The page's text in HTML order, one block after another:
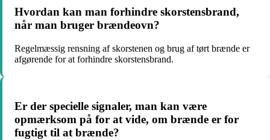
Hvordan kan man forhindre skorstensbrand,
når man bruger brændeovn?
Regelmæssig rensning af skorstenen og brug af tørt brænde er
afgørende for at forhindre skorstensbrand.
Er der specielle signaler, man kan være
opmærksom på for at vide, om brænde er for
fugtigt til at brænde?